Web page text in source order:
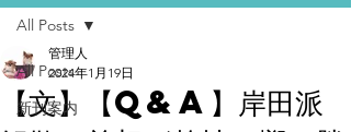
All Posts
新刊案内
All Posts
【文】【Q&A】岸田派
管理人
2024年1月19日